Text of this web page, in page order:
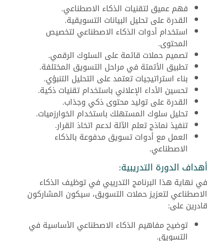
فهم عميق لتقنيات الذكاء الاصطناعي.
القدرة على تحليل البيانات التسويقية.
استخدام أدوات الذكاء الاصطناعي لتخصيص
المحتوى.
تصميم حملات قائمة على السلوك الرقمي.
تطبيق الأتمتة في مراحل التسويق المختلفة.
بناء استراتيجيات تعتمد على التحليل التنبؤي.
تحسين الأداء الإعلاني باستخدام تقنيات ذكية.
القدرة على توليد محتوى ذكي وجذاب.
تحليل سلوك المستهلك باستخدام الخوارزميات.
تنفيذ نماذج تعلم الآلة لدعم اتخاذ القرار.
العمل مع أدوات تسويق مدفوعة بالذكاء
الاصطناعي.
أهداف الدورة التدريبية:
في نهاية هذا البرنامج التدريبي في توظيف الذكاء
الاصطناعي لتعزيز حملات التسويق، سيكون المشاركون
قادرين على:
توضيح مفاهيم الذكاء الاصطناعي الأساسية في
التسويق.